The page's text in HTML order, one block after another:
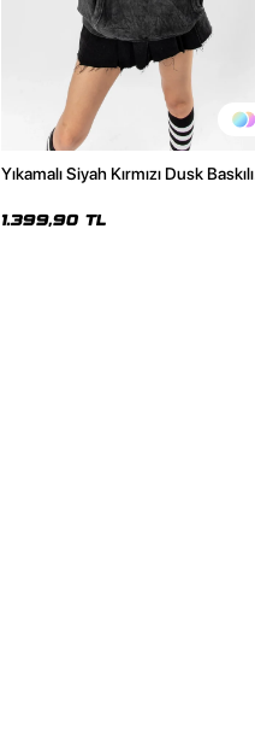
Yıkamalı Siyah Kırmızı Dusk Baskılı
1.399,90 TL